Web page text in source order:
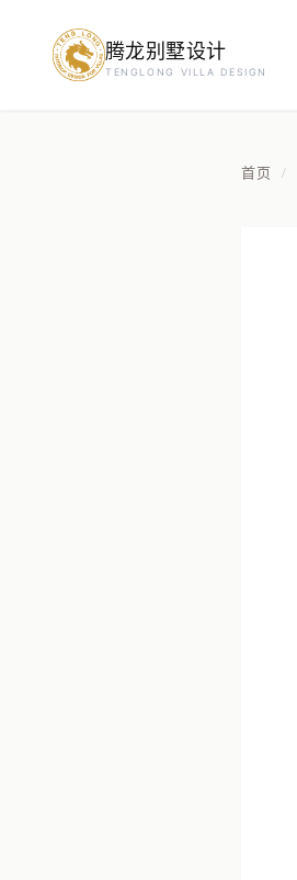
腾龙别墅设计
TENGLONG VILLA DESIGN
首页 /
预约设计咨询